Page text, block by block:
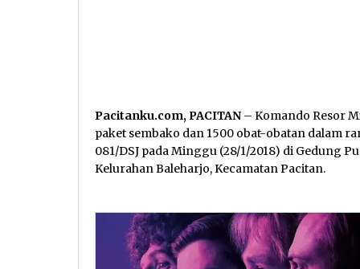
Pacitanku.com, PACITAN – Komando Resor
paket sembako dan 1500 obat-obatan dalam
081/DSJ pada Minggu (28/1/2018) di Gedung
Kelurahan Baleharjo, Kecamatan Pacitan.